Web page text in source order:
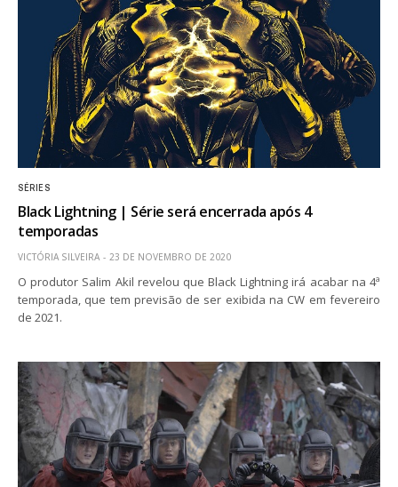
SÉRIES
Black Lightning | Série será encerrada após 4
temporadas
VICTÓRIA SILVEIRA 23 DE NOVEMBRO DE 2020
O produtor Salim Akil revelou que Black Lightning irá acabar na 4ª
temporada, que tem previsão de ser exibida na CW em fevereiro
de 2021.